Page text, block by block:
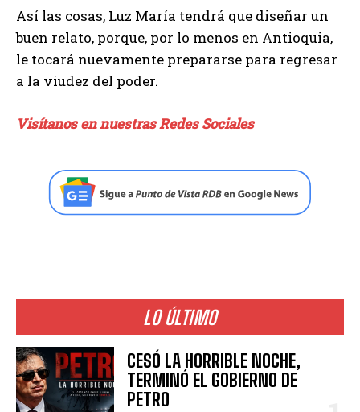
Así las cosas, Luz María tendrá que diseñar un
buen relato, porque, por lo menos en Antioquia,
le tocará nuevamente prepararse para regresar
a la viudez del poder.
Visítanos en nuestras Redes Sociales
LO ÚLTIMO
CESÓ LA HORRIBLE NOCHE,
TERMINÓ EL GOBIERNO DE
PETRO